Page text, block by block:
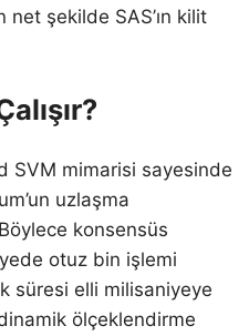
şekilde SAS’ın kilit
SVM mimarisi sayesinde
uzlaşma
konsensüs
otuz bin işlemi
süresi elli milisaniyeye
ölçeklendirme